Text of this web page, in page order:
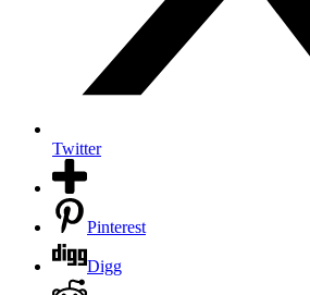
Twitter
Pinterest
Digg